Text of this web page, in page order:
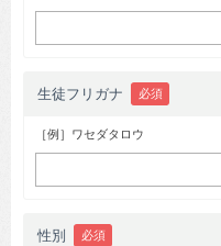
生徒フリガナ 必須
［例］ワセダタロウ
性別 必須